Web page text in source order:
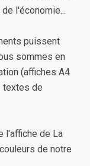
l'économie...
puissent
sommes en
(affiches A4
textes de
l'affiche de La
de notre